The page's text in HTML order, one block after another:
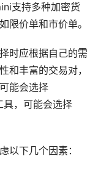
支持多种加密货
限价单和市价单。
时应根据自己的需
和丰富的交易对，
能会选择
，可能会选择
以下几个因素：